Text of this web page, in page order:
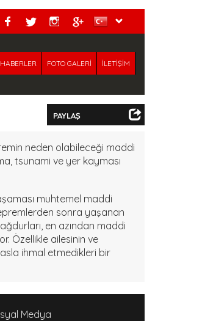
HABERLER FOTO GALERİ İLETİŞİM
PAYLAŞ
neden olabileceği maddi
tsunami ve yer kayması
muhtemel maddi
sonra yaşanan
en azından maddi
Özellikle ailesinin ve
ihmal etmedikleri bir
Medya